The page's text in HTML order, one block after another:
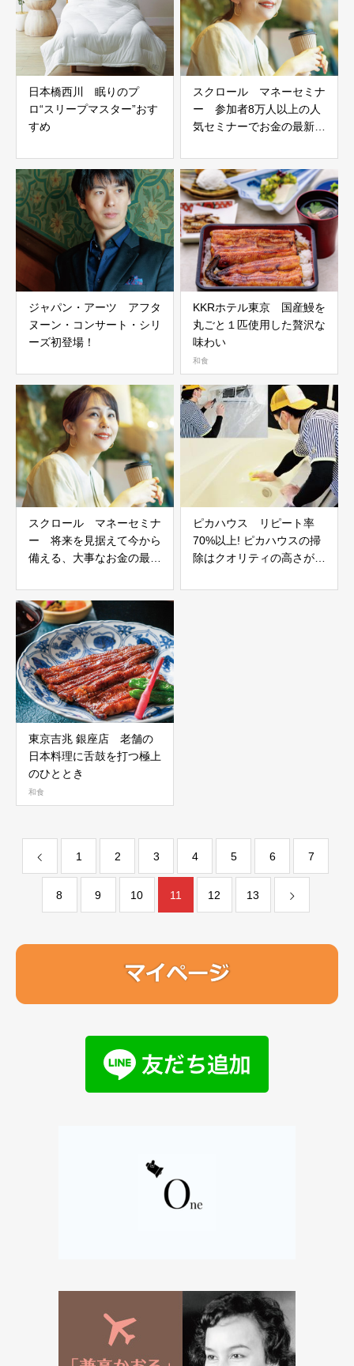
日本橋西川 眠りのプ
ロ“スリープマスター”おす
すめ
スクロール マネーセミナ
ー 参加者8万人以上の人
気セミナーでお金の最新知
ジャパン・アーツ アフタ
ヌーン・コンサート・シリ
ーズ初登場！
KKRホテル東京 国産鰻を
丸ごと１匹使用した贅沢な
味わい
和食
スクロール マネーセミナ
ー 将来を見据えて今から
備える、大事なお金の最新
ピカハウス リピート率
70%以上! ピカハウスの掃
除はクオリティの高さが自
東京吉兆 銀座店 老舗の
日本料理に舌鼓を打つ極上
のひととき
和食
1 2 3 4 5 6 7
8 9 10 11 12 13